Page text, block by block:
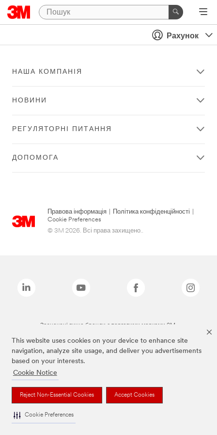
This website uses cookies on your device to enhance site
navigation, analyze site usage, and deliver you advertisements
based on your interests.
Cookie Notice
Reject Non-Essential Cookies Accept Cookies
Cookie Preferences
Рахунок
НАША КОМПАНІЯ
НОВИНИ
РЕГУЛЯТОРНІ ПИТАННЯ
ДОПОМОГА
Правова інформація Політика конфіденційності
Cookie Preferences
© 3M 2026. Всі права захищено..
Зазначені вище бренди є торговими марками 3M.